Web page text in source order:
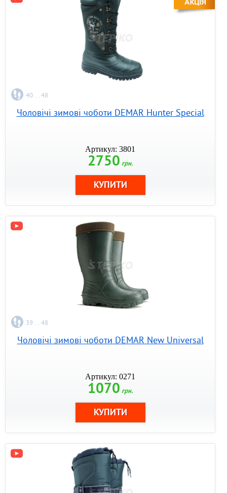
40 ... 48
Чоловічі зимові чоботи DEMAR Hunter Special
Артикул: 3801
2750 грн.
39 ... 48
Чоловічі зимові чоботи DEMAR New Universal
Артикул: 0271
1070 грн.